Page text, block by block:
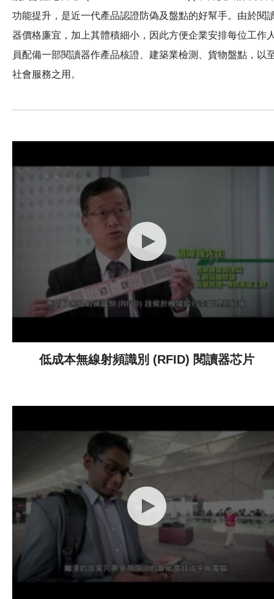
功能提升，是近一代產品認證防偽及盤點的好幫手。由於閱
器價格廉宜，加上其體積細小，因此方便企業安排每位工作
員配備一部閱讀器作產品核證、建築業檢測、貨物盤點，以
社會服務之用。
低成本無線射頻識別 (RFID) 閱讀器芯片